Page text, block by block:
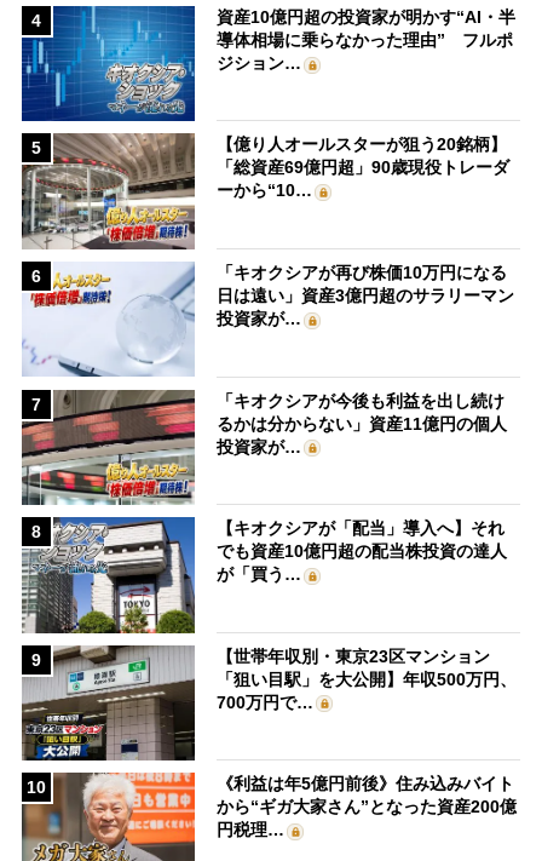
4
資産10億円超の投資家が明かす“AI・半
導体相場に乗らなかった理由” フルポ
ジション…
5
【億り人オールスターが狙う20銘柄】
「総資産69億円超」90歳現役トレーダ
ーから“10…
6
「キオクシアが再び株価10万円になる
日は遠い」資産3億円超のサラリーマン
投資家が…
7
「キオクシアが今後も利益を出し続け
るかは分からない」資産11億円の個人
投資家が…
8
【キオクシアが「配当」導入へ】それ
でも資産10億円超の配当株投資の達人
が「買う…
9
【世帯年収別・東京23区マンション
「狙い目駅」を大公開】年収500万円、
700万円で…
10
《利益は年5億円前後》住み込みバイト
から“ギガ大家さん”となった資産200億
円税理…